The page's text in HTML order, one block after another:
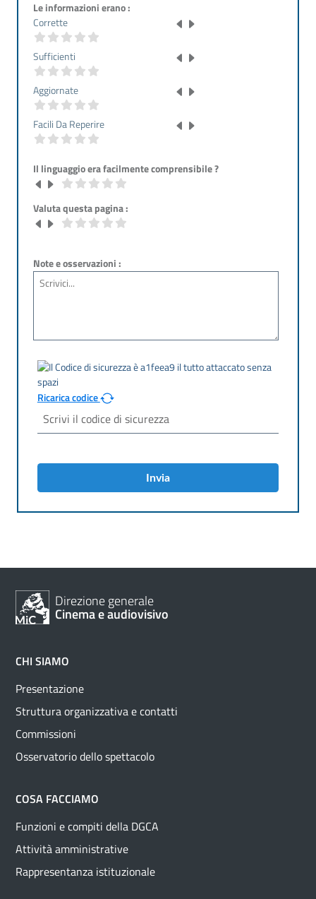
Le informazioni erano :
Corrette
Sufficienti
Aggiornate
Facili Da Reperire
Il linguaggio era facilmente comprensibile ?
Valuta questa pagina :
Note e osservazioni :
Ricarica codice
Invia
Direzione generale
Cinema e audiovisivo
CHI SIAMO
Presentazione
Struttura organizzativa e contatti
Commissioni
Osservatorio dello spettacolo
COSA FACCIAMO
Funzioni e compiti della DGCA
Attività amministrative
Rappresentanza istituzionale